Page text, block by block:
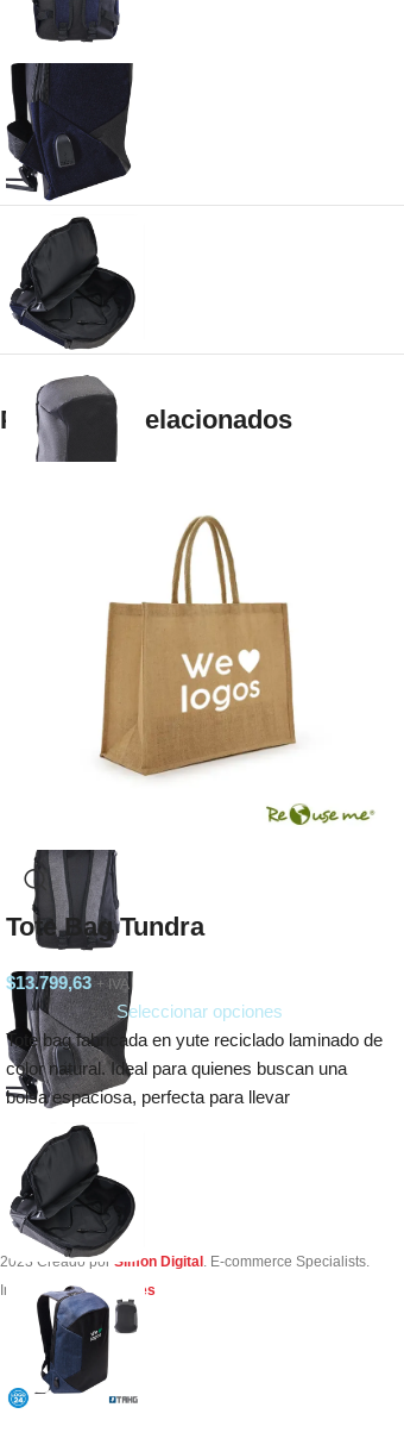
Productos relacionados
Tote Bag Tundra
$13.799,63 + IVA
Seleccionar opciones
Tote bag fabricada en yute reciclado laminado de
color natural. Ideal para quienes buscan una
bolsa espaciosa, perfecta para llevar
2023 Creado por Simon Digital . E-commerce Specialists.
Integrado porTuVendes